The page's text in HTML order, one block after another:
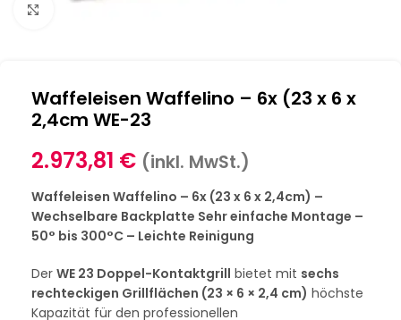
Waffeleisen Waffelino – 6x (23 x 6 x
2,4cm WE-23
2.973,81 € (inkl. MwSt.)
Waffeleisen Waffelino – 6x (23 x 6 x 2,4cm) –
Wechselbare Backplatte Sehr einfache Montage –
50° bis 300°C – Leichte Reinigung
Der WE 23 Doppel-Kontaktgrill bietet mit sechs
rechteckigen Grillflächen (23 × 6 × 2,4 cm) höchste
Kapazität für den professionellen